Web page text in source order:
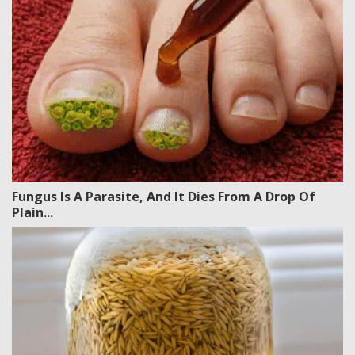
Fungus Is A Parasite, And It Dies From A Drop Of
Plain...